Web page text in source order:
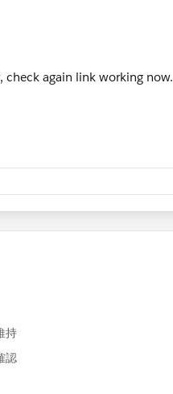
check again link working now.